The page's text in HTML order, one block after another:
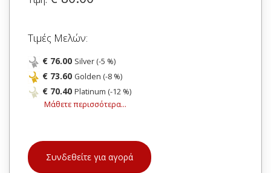
Τιμές Μελών:
€ 76.00 Silver (-5 %)
€ 73.60 Golden (-8 %)
€ 70.40 Platinum (-12 %)
Μάθετε περισσότερα...
Συνδεθείτε για αγορά